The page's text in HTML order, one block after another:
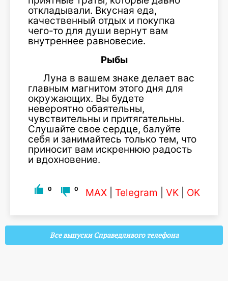
откладывали. Вкусная еда,
качественный отдых и покупка
чего-то для души вернут вам
внутреннее равновесие.
Рыбы
Луна в вашем знаке делает вас
главным магнитом этого дня для
окружающих. Вы будете
невероятно обаятельны,
чувствительны и притягательны.
Слушайте свое сердце, балуйте
себя и занимайтесь только тем, что
приносит вам искреннюю радость
и вдохновение.
0 0 MAX Telegram VK OK
Все выпуски Справедливого телефона